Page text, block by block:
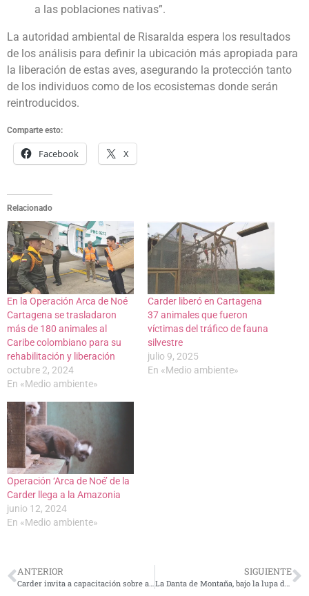
a las poblaciones nativas”.
La autoridad ambiental de Risaralda espera los resultados
de los análisis para definir la ubicación más apropiada para
la liberación de estas aves, asegurando la protección tanto
de los individuos como de los ecosistemas donde serán
reintroducidos.
Comparte esto:
Facebook X
Relacionado
En la Operación Arca de Noé
Cartagena se trasladaron
más de 180 animales al
Caribe colombiano para su
rehabilitación y liberación
octubre 2, 2024
En «Medio ambiente»
Carder liberó en Cartagena
37 animales que fueron
víctimas del tráfico de fauna
silvestre
julio 9, 2025
En «Medio ambiente»
Operación ‘Arca de Noé’ de la
Carder llega a la Amazonia
junio 12, 2024
En «Medio ambiente»
ANTERIOR SIGUIENTE